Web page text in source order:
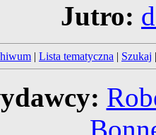
Jutro:
| Lista tematyczna | Szukaj